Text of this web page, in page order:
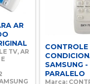
AR
TV, AR
CONTROLE
SAMSUNG -
PARALELO
Marca: